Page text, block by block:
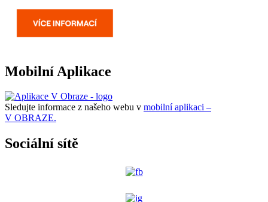
Mobilní Aplikace
Sledujte informace z našeho webu v mobilní aplikaci –
V OBRAZE.
Sociální sítě